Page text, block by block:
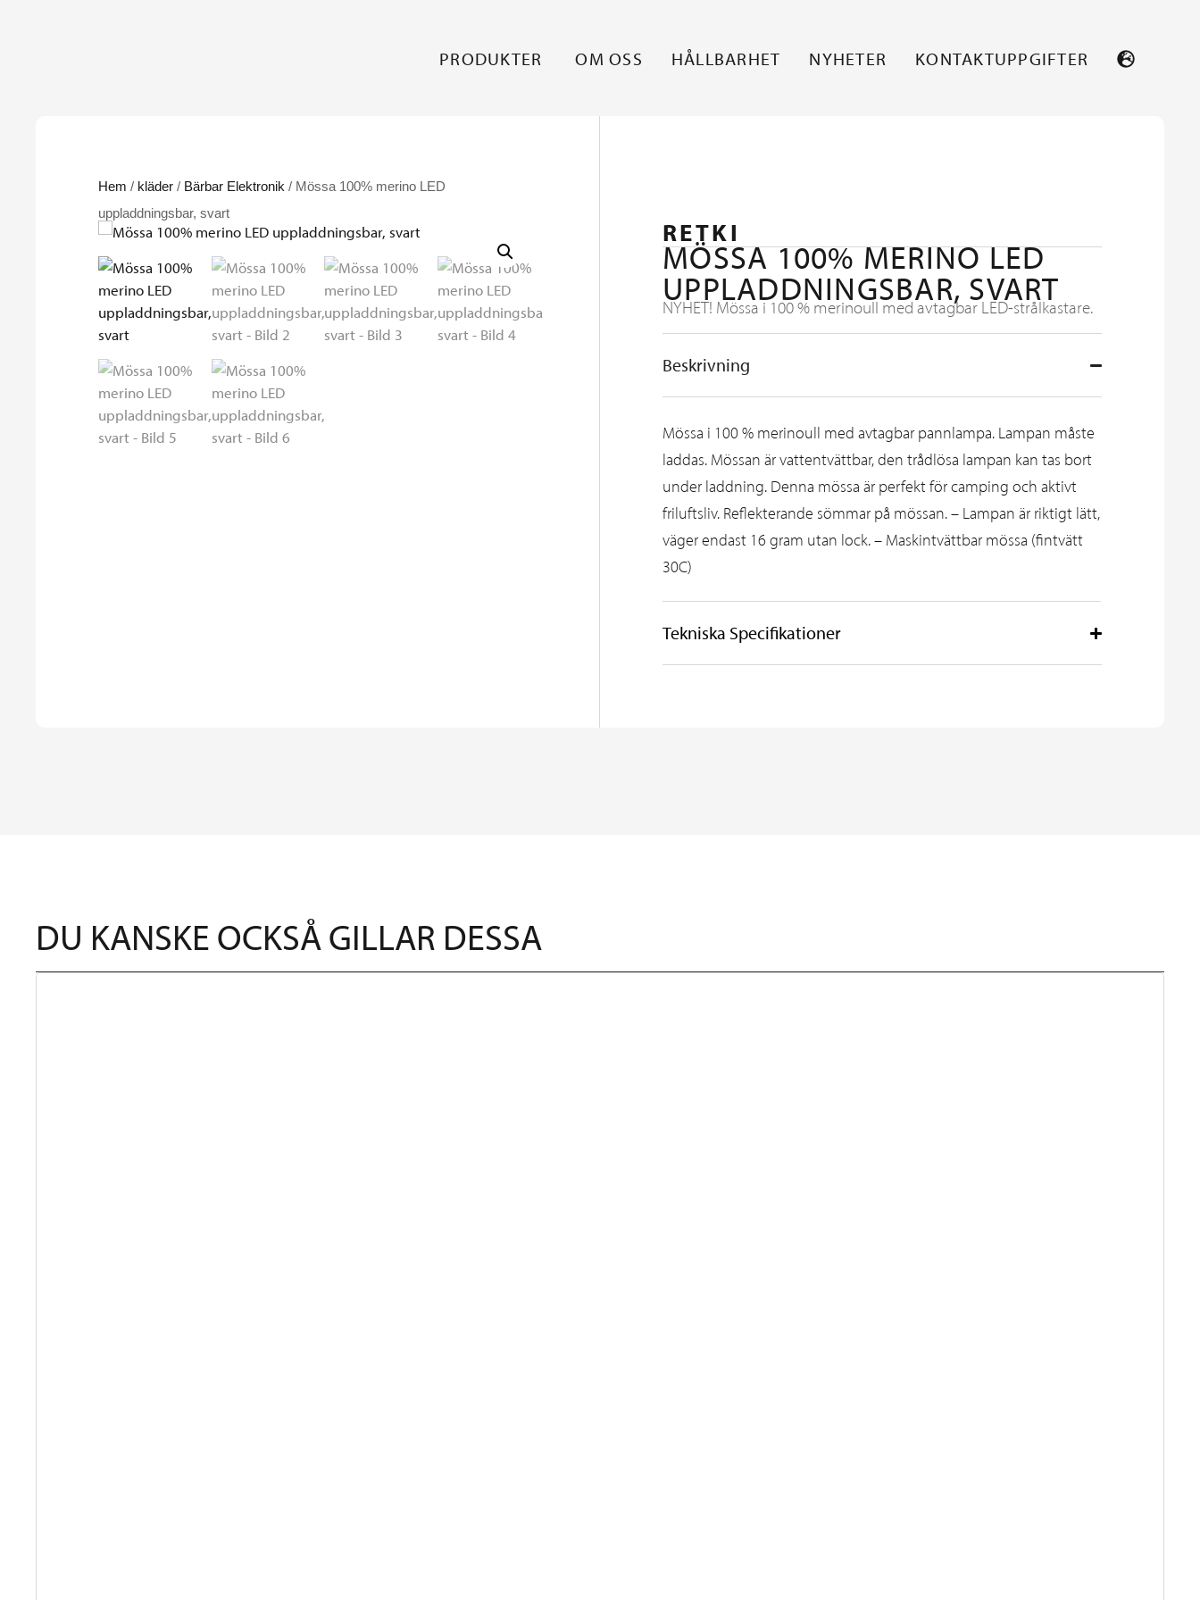
PRODUKTER OM OSS HÅLLBARHET NYHETER KONTAKTUPPGIFTER
Hem / kläder / Bärbar Elektronik / Mössa 100% merino LED
uppladdningsbar, svart
RETKI
MÖSSA 100% MERINO LED
UPPLADDNINGSBAR, SVART
NYHET! Mössa i 100 % merinoull med avtagbar LED-strålkastare.
Beskrivning
Mössa i 100 % merinoull med avtagbar pannlampa. Lampan måste
laddas. Mössan är vattentvättbar, den trådlösa lampan kan tas bort
under laddning. Denna mössa är perfekt för camping och aktivt
friluftsliv. Reflekterande sömmar på mössan. – Lampan är riktigt lätt,
väger endast 16 gram utan lock. – Maskintvättbar mössa (fintvätt
30C)
Tekniska Specifikationer
DU KANSKE OCKSÅ GILLAR DESSA